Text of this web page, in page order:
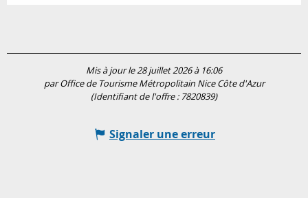
Mis à jour le 28 juillet 2026 à 16:06
par Office de Tourisme Métropolitain Nice Côte d'Azur
(Identifiant de l'offre : 7820839)
Signaler une erreur